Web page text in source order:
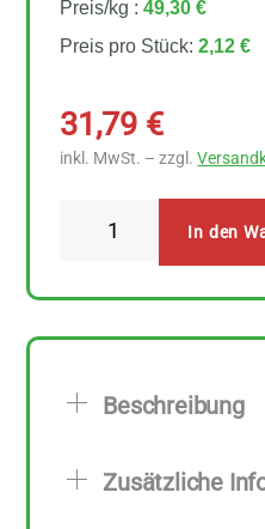
Preis/kg :49,30 €
Preis pro Stück:2,12 €
31,79 €
inkl. MwSt. – zzgl.
Stück
In den
Beschreibung
Zusätzliche